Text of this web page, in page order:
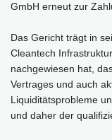
GmbH erneut zur
Das Gericht trägt in
Cleantech
nachgewiesen hat,
Vertrages und auch
Liquiditätsprobleme
und daher der